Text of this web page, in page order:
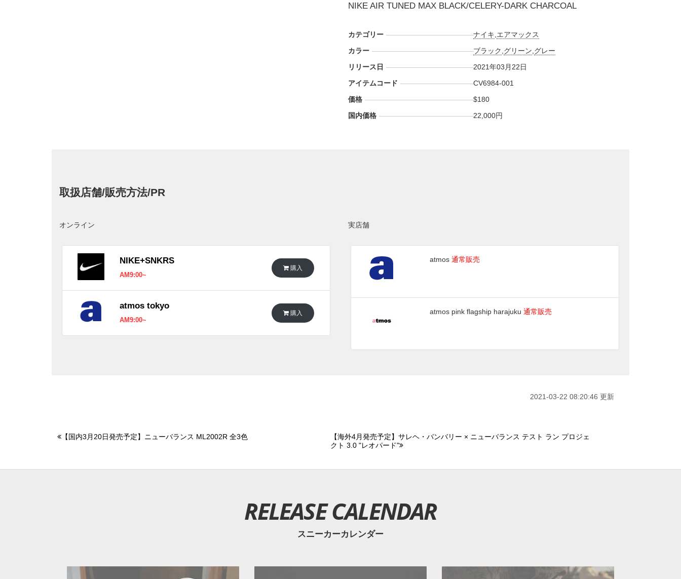
NIKE AIR TUNED MAX BLACK/CELERY-DARK CHARCOAL
カテゴリー ナイキ エアマックス
カラー
ブラック グリーン グレー
リリース日
2021年03月22日
アイテムコード
CV6984-001
価格
$180
国内価格
22,000円
取扱店舗/販売方法/PR
オンライン
NIKE+SNKRS
AM9:00~
購入
atmos tokyo
AM9:00~
購入
実店舗
atmos 通常販売
atmos pink flagship harajuku 通常販売
2021-03-22 08:20:46 更新
【国内3月20日発売予定】ニューバランス ML2002R 全3色
【海外4月発売予定】サレヘ・バンバリー × ニューバランス テスト ラン プロジェ
クト 3.0 "レオパード"
RELEASE CALENDAR
スニーカーカレンダー